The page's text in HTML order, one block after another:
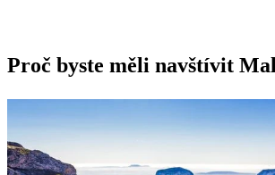
Proč byste měli navštívit